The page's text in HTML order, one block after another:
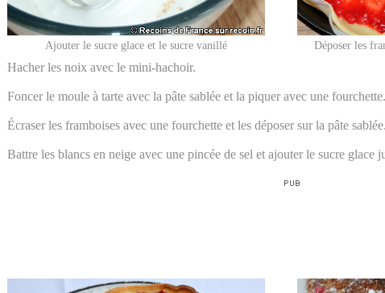
Ajouter le sucre glace et le sucre vanillé Déposer les
Hacher les noix avec le mini-hachoir.
Foncer le moule à tarte avec la pâte sablée et la piquer avec une fourchette.
Écraser les framboises avec une fourchette et les déposer sur la pâte sablée.
Battre les blancs en neige avec une pincée de sel et ajouter le sucre glace